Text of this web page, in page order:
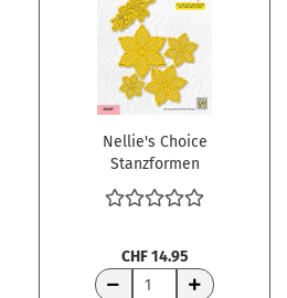
Nellie's Choice
Stanzformen
Weihnachtssterne
Shape Dies
CHF 14.95